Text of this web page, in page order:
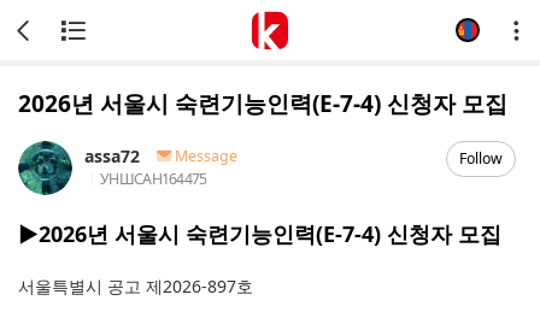
2026년 서울시 숙련기능인력(E-7-4) 신청자 모집
assa72
Message
УНШСАН164475
Follow
▶2026년 서울시 숙련기능인력(E-7-4) 신청자 모집
서울특별시 공고 제2026-897호